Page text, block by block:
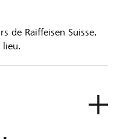
de Raiffeisen Suisse.